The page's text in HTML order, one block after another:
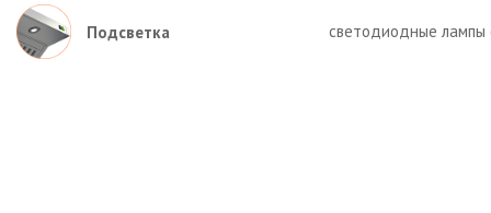
Подсветка светодиодные лампы